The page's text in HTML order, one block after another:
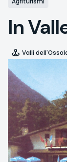
In
Valli